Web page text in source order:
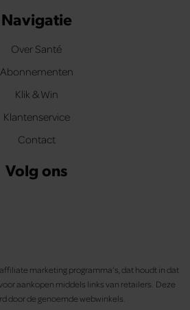
Navigatie
Over Santé
Abonnementen
Klik & Win
Klantenservice
Contact
Volg ons
marketing programma’s, dat houdt in dat
aankopen middels links van retailers. Deze
door de genoemde webwinkels.